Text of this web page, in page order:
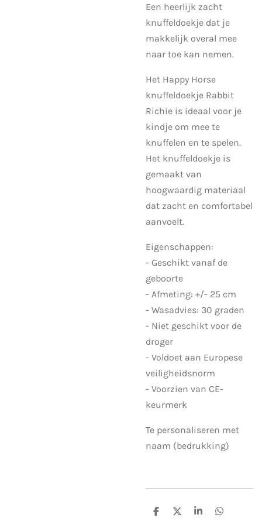
Een heerlijk zacht
knuffeldoekje dat je
makkelijk overal mee
naar toe kan nemen.
Het Happy Horse
knuffeldoekje Rabbit
Richie is ideaal voor je
kindje om mee te
knuffelen en te spelen.
Het knuffeldoekje is
gemaakt van
hoogwaardig materiaal
dat zacht en comfortabel
aanvoelt.
Eigenschappen:
- Geschikt vanaf de
geboorte
- Afmeting: +/- 25 cm
- Wasadvies: 30 graden
- Niet geschikt voor de
droger
- Voldoet aan Europese
veiligheidsnorm
- Voorzien van CE-
keurmerk
Te personaliseren met
naam (bedrukking)
D
D
S
D